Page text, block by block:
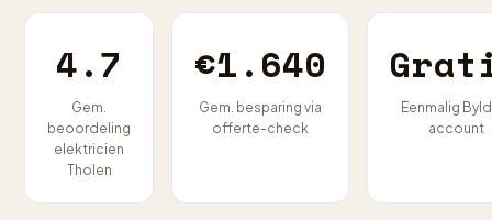
4.7
Gem.
beoordeling
elektricien
Tholen
€1.640
Gem. besparing via
offerte-check
Eenmalig
account